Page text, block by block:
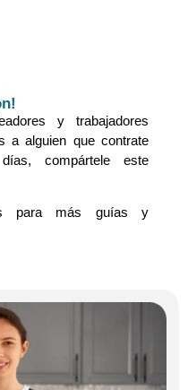
y trabajadores
a alguien que contrate
compártele este
para más guías y